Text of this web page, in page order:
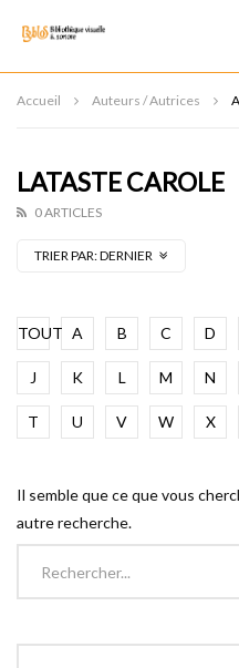
Accueil Auteurs / Autrices
LATASTE CAROLE
0 ARTICLES
TRIER PAR:DERNIER
TOUT A B C D
J K L M N
T U V W X
Il semble que ce que vous
autre recherche.